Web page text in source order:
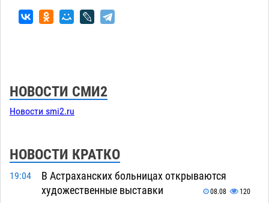
НОВОСТИ СМИ2
Новости smi2.ru
НОВОСТИ КРАТКО
19:04
В Астраханских больницах открываются
художественные выставки
08.08 120